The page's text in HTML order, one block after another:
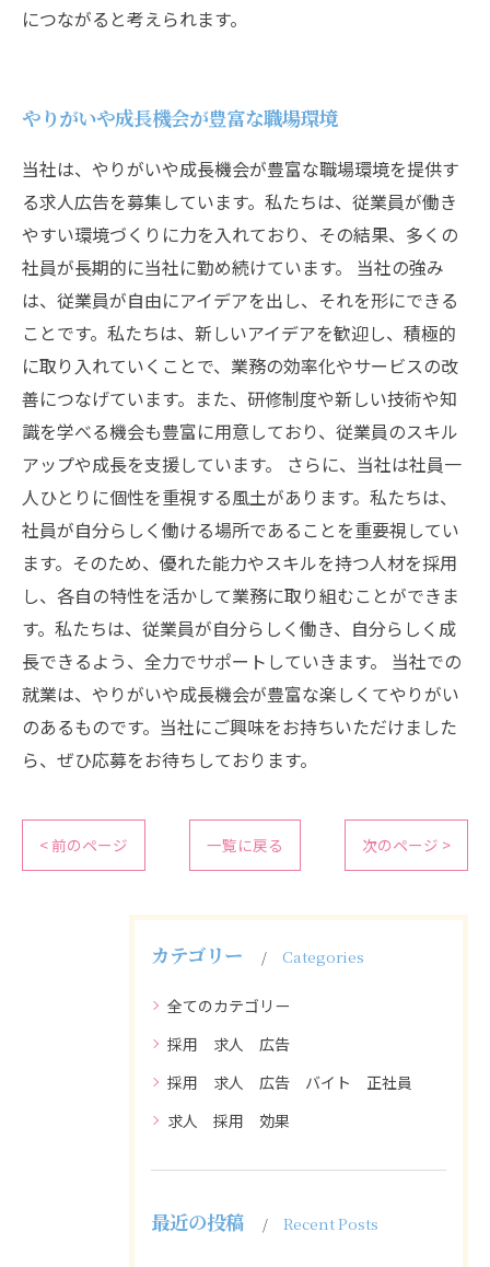
につながると考えられます。
やりがいや成長機会が豊富な職場環境
当社は、やりがいや成長機会が豊富な職場環境を提供す
る求人広告を募集しています。私たちは、従業員が働き
やすい環境づくりに力を入れており、その結果、多くの
社員が長期的に当社に勤め続けています。 当社の強み
は、従業員が自由にアイデアを出し、それを形にできる
ことです。私たちは、新しいアイデアを歓迎し、積極的
に取り入れていくことで、業務の効率化やサービスの改
善につなげています。また、研修制度や新しい技術や知
識を学べる機会も豊富に用意しており、従業員のスキル
アップや成長を支援しています。 さらに、当社は社員一
人ひとりに個性を重視する風土があります。私たちは、
社員が自分らしく働ける場所であることを重要視してい
ます。そのため、優れた能力やスキルを持つ人材を採用
し、各自の特性を活かして業務に取り組むことができま
す。私たちは、従業員が自分らしく働き、自分らしく成
長できるよう、全力でサポートしていきます。 当社での
就業は、やりがいや成長機会が豊富な楽しくてやりがい
のあるものです。当社にご興味をお持ちいただけました
ら、ぜひ応募をお待ちしております。
< 前のページ 一覧に戻る 次のページ >
カテゴリー Categories
全てのカテゴリー
採用 求人 広告
採用 求人 広告 バイト 正社員
求人 採用 効果
最近の投稿 Recent Posts